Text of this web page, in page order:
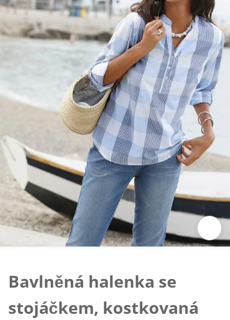
Bavlněná halenka se
stojáčkem, kostkovaná